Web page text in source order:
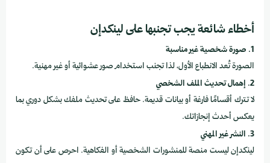
أخطاء شائعة يجب تجنبها على لينكدإن
1. صورة شخصية غير مناسبة
الصورة تُعد الانطباع الأول، لذا تجنب استخدام صور عشوائية أو غير مهنية.
2. إهمال تحديث الملف الشخصي
لا تترك أقسامًا فارغة أو بيانات قديمة. حافظ على تحديث ملفك بشكل دوري بما
يعكس أحدث إنجازاتك.
3. النشر غير المهني
لينكدإن ليست منصة للمنشورات الشخصية أو الفكاهية. احرص على أن تكون